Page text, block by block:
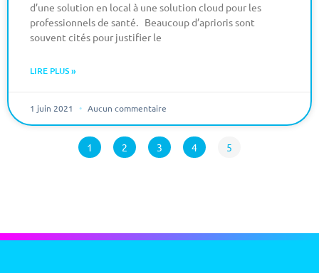
d’une solution en local à une solution cloud pour les
professionnels de santé. Beaucoup d’aprioris sont
souvent cités pour justifier le
LIRE PLUS »
1 juin 2021 Aucun commentaire
1 2 3 4 5